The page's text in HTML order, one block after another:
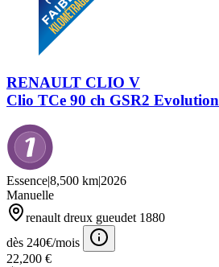
RENAULT CLIO V
Clio TCe 90 ch GSR2 Evolution
Essence|8,500 km|2026
Manuelle
renault dreux gueudet 1880
dès 240€/mois
22,200 €